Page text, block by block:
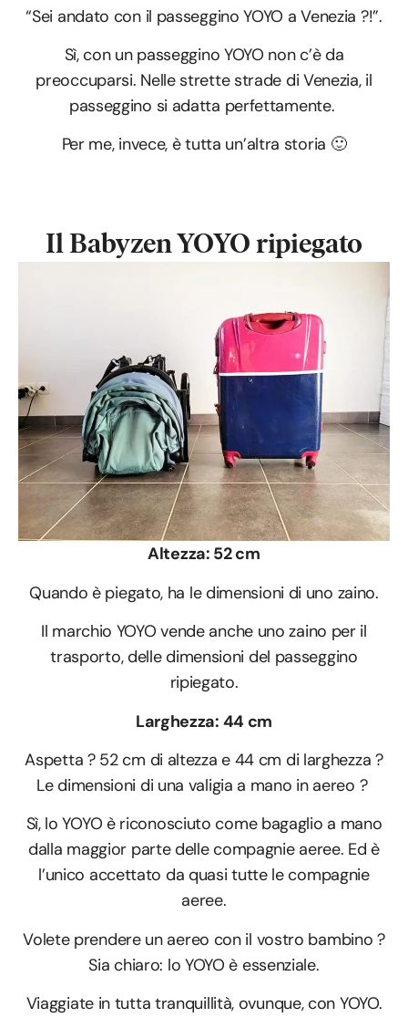
“Sei andato con il passeggino YOYO a Venezia ?!”.
Sì, con un passeggino YOYO non c’è da
preoccuparsi. Nelle strette strade di Venezia, il
passeggino si adatta perfettamente.
Per me, invece, è tutta un’altra storia 🙂
Il Babyzen YOYOripiegato
Altezza: 52 cm
Quando è piegato, ha le dimensioni di uno zaino.
Il marchio YOYO vende anche uno zaino per il
trasporto, delle dimensioni del passeggino
ripiegato.
Larghezza: 44 cm
Aspetta ? 52 cm di altezza e 44 cm di larghezza ?
Le dimensioni di una valigia a mano in aereo ?
Sì, lo YOYO è riconosciuto come bagaglio a mano
dalla maggior parte delle compagnie aeree. Ed è
l’unico accettato da quasi tutte le compagnie
aeree.
Volete prendere un aereo con il vostro bambino ?
Sia chiaro: lo YOYO è essenziale.
Viaggiate in tutta tranquillità, ovunque, con YOYO.